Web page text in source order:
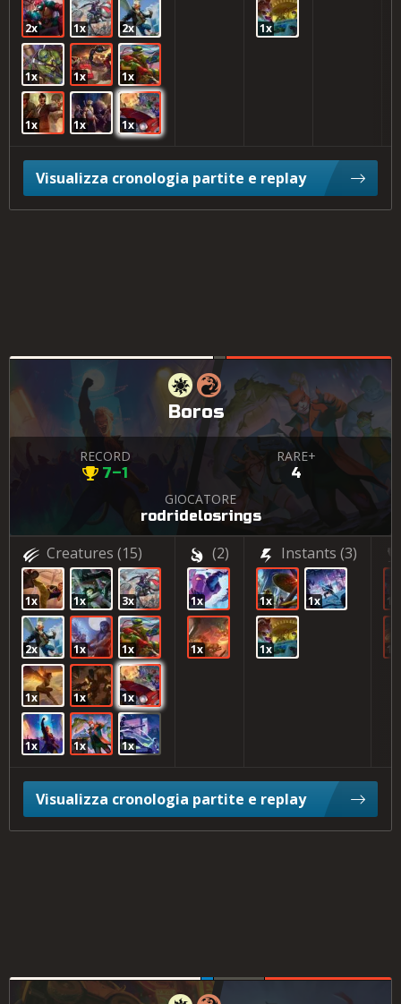
2x 1x 2x
1x 1x 1x
1x 1x 1x
1x
Visualizza cronologia partite e replay
Boros
RECORD
7–1
RARE+
4
GIOCATORE
rodridelosrings
Creatures (15)
1x 1x 3x
2x 1x 1x
1x 1x 1x
1x 1x 1x
(2)
1x
1x
Instants (3)
1x 1x
1x
1x
1x
Visualizza cronologia partite e replay